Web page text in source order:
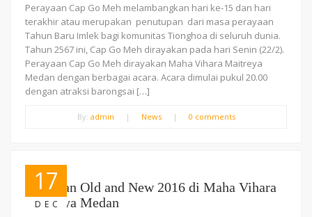
Perayaan Cap Go Meh melambangkan hari ke-15 dan hari
terakhir atau merupakan penutupan dari masa perayaan
Tahun Baru Imlek bagi komunitas Tionghoa di seluruh dunia.
Tahun 2567 ini, Cap Go Meh dirayakan pada hari Senin (22/2).
Perayaan Cap Go Meh dirayakan Maha Vihara Maitreya
Medan dengan berbagai acara. Acara dimulai pukul 20.00
dengan atraksi barongsai […]
By: admin | News | 0 comments
17
DEC
Perayaan Old and New 2016 di Maha Vihara
Maitreya Medan